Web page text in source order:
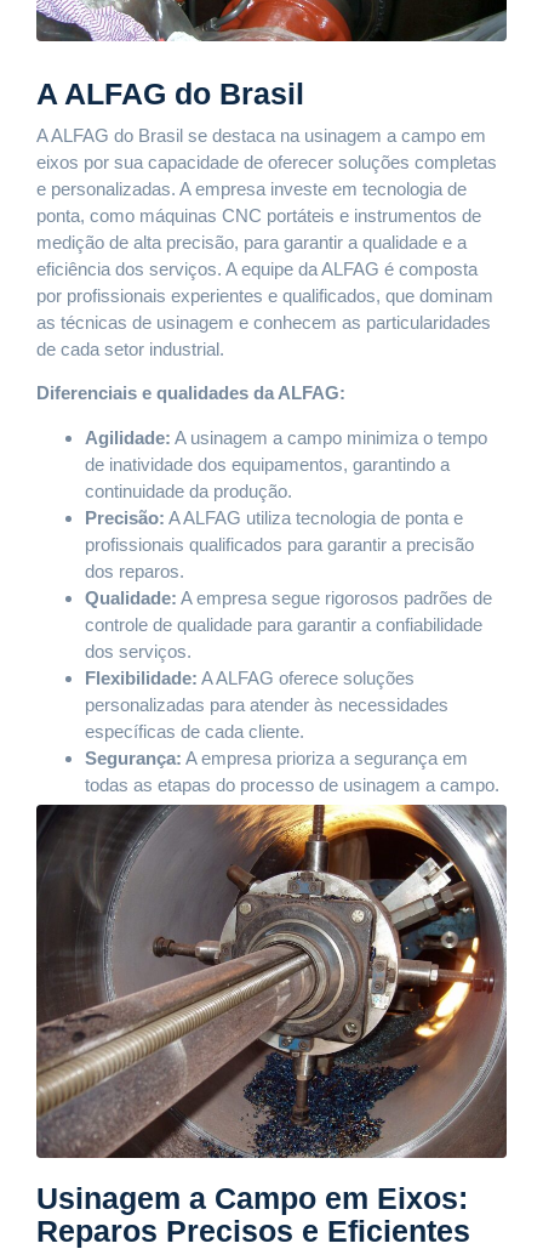
A ALFAG do Brasil
A ALFAG do Brasil se destaca na usinagem a campo em
eixos por sua capacidade de oferecer soluções completas
e personalizadas. A empresa investe em tecnologia de
ponta, como máquinas CNC portáteis e instrumentos de
medição de alta precisão, para garantir a qualidade e a
eficiência dos serviços. A equipe da ALFAG é composta
por profissionais experientes e qualificados, que dominam
as técnicas de usinagem e conhecem as particularidades
de cada setor industrial.
Diferenciais e qualidades da ALFAG:
Agilidade: A usinagem a campo minimiza o tempo
de inatividade dos equipamentos, garantindo a
continuidade da produção.
Precisão: A ALFAG utiliza tecnologia de ponta e
profissionais qualificados para garantir a precisão
dos reparos.
Qualidade: A empresa segue rigorosos padrões de
controle de qualidade para garantir a confiabilidade
dos serviços.
Flexibilidade: A ALFAG oferece soluções
personalizadas para atender às necessidades
específicas de cada cliente.
Segurança: A empresa prioriza a segurança em
todas as etapas do processo de usinagem a campo.
Usinagem a Campo em Eixos:
Reparos Precisos e Eficientes